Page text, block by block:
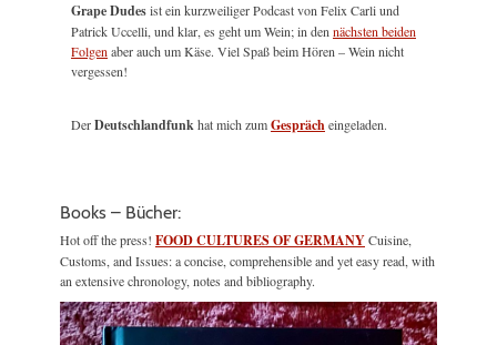
Grape Dudesist ein kurzweiliger Podcast von Felix Carli und
Patrick Uccelli, und klar, es geht um Wein; in den nächsten beiden
Folgen aber auch um Käse. Viel Spaß beim Hören – Wein nicht
vergessen!
DerDeutschlandfunkhat mich zumGesprächeingeladen.
Books – Bücher:
Hot off the press! FOOD CULTURES OF GERMANYCuisine,
Customs, and Issues: a concise, comprehensible and yet easy read, with
an extensive chronology, notes and bibliography.